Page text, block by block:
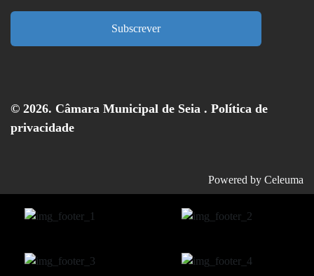
Subscrever
© 2026. Câmara Municipal de Seia . Política de
privacidade
Powered by Celeuma